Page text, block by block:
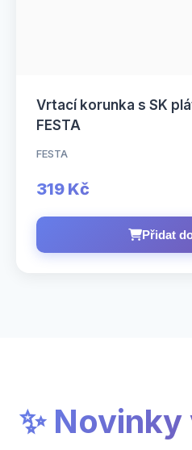
Vrtací korunka s SK
FESTA
FESTA
319 Kč
Přidat
✨